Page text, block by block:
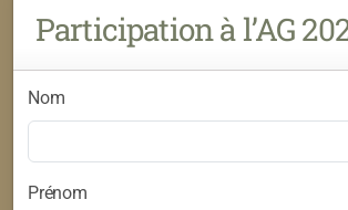
Participation à l’AG
Nom
Prénom